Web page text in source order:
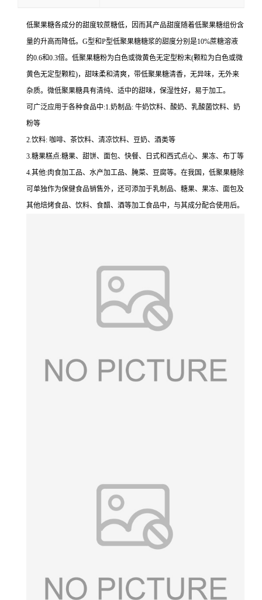
低聚果糖各成分的甜度较蔗糖低，因而其产品甜度随着低聚果糖组份含
量的升高而降低。G型和P型低聚果糖糖浆的甜度分别是10%蔗糖溶液
的0.6和0.3倍。低聚果糖粉为白色或微黄色无定型粉末(颗粒为白色或微
黄色无定型颗粒)，甜味柔和清爽，带低聚果糖清香，无异味，无外来
杂质。微低聚果糖具有清纯、适中的甜味，保湿性好，易于加工。
可广泛应用于各种食品中:1.奶制品: 牛奶饮料、酸奶、乳酸菌饮料、奶
粉等
2.饮料: 咖啡、茶饮料、清凉饮料、豆奶、酒类等
3.糖果糕点:糖果、甜饼、面包、快餐、日式和西式点心、果冻、布丁等
4.其他:肉食加工品、水产加工品、腌菜、豆腐等。在我国，低聚果糖除
可单独作为保健食品销售外，还可添加于乳制品、糖果、果冻、面包及
其他焙烤食品、饮料、食醋、酒等加工食品中，与其成分配合使用后。